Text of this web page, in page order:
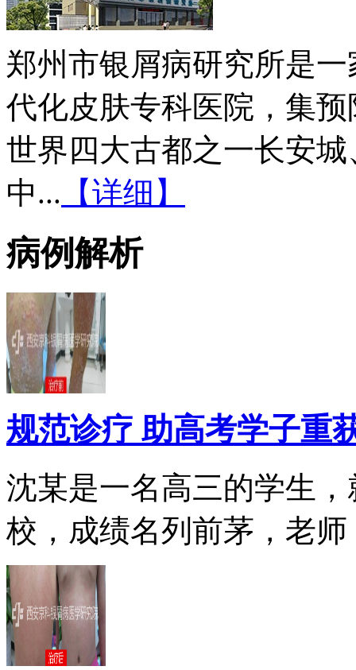
郑州市银屑病研究所是
代化皮肤专科医院，集
世界四大古都之一长安
中... 【详细】
病例解析
规范诊疗 助高考学子重
沈某是一名高三的学生
校，成绩名列前茅，老师